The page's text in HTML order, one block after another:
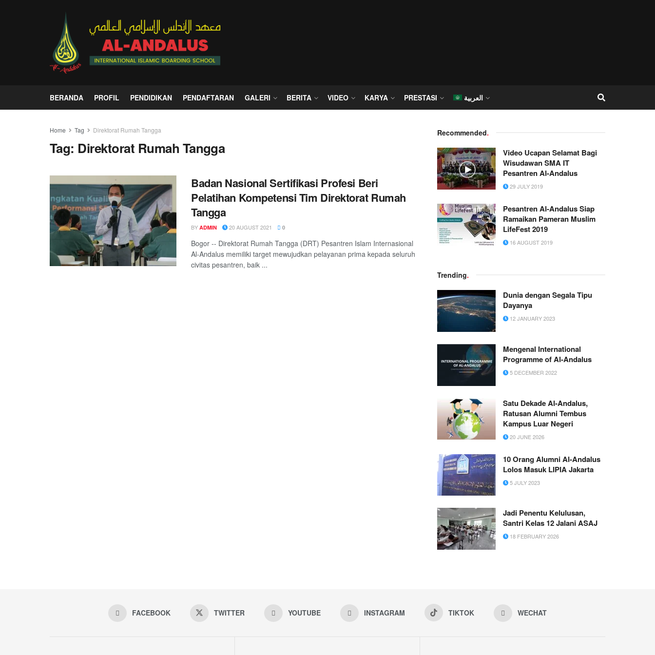
BERANDA PROFIL PENDIDIKAN PENDAFTARAN GALERI BERITA VIDEO KARYA PRESTASI العربية
Home Tag Direktorat Rumah Tangga
Tag: Direktorat Rumah Tangga
Badan Nasional Sertifikasi Profesi Beri
Pelatihan Kompetensi Tim Direktorat Rumah
Tangga
BY ADMIN 20 AUGUST 2021 0
Bogor -- Direktorat Rumah Tangga (DRT) Pesantren Islam Internasional
Al-Andalus memiliki target mewujudkan pelayanan prima kepada seluruh
civitas pesantren, baik ...
Recommended.
Video Ucapan Selamat Bagi
Wisudawan SMA IT
Pesantren Al-Andalus
29 JULY 2019
Pesantren Al-Andalus Siap
Ramaikan Pameran Muslim
LifeFest 2019
16 AUGUST 2019
Trending.
Dunia dengan Segala Tipu
Dayanya
12 JANUARY 2023
Mengenal International
Programme of Al-Andalus
5 DECEMBER 2022
Satu Dekade Al-Andalus,
Ratusan Alumni Tembus
Kampus Luar Negeri
20 JUNE 2026
10 Orang Alumni Al-Andalus
Lolos Masuk LIPIA Jakarta
5 JULY 2023
Jadi Penentu Kelulusan,
Santri Kelas 12 Jalani ASAJ
18 FEBRUARY 2026
FACEBOOK TWITTER YOUTUBE INSTAGRAM TIKTOK WECHAT